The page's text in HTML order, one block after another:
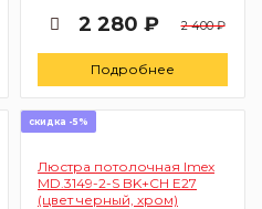
2 280 ₽ 2 400 ₽
Подробнее
скидка -5%
Люстра потолочная Imex
MD.3149-2-S BK+CH Е27
(цвет черный, хром)